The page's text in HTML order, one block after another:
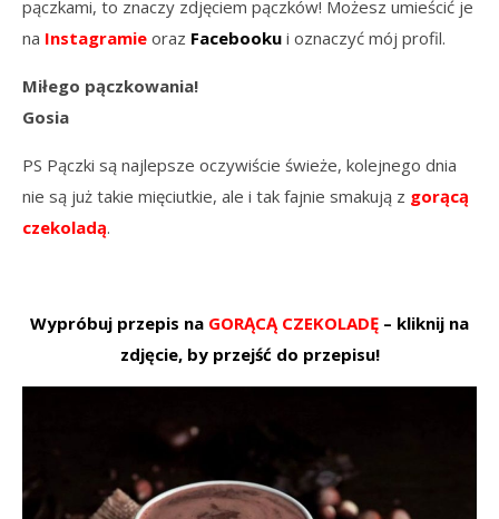
pączkami, to znaczy zdjęciem pączków! Możesz umieścić je
na Instagramie oraz Facebooku i oznaczyć mój profil.
Miłego pączkowania!
Gosia
PS Pączki są najlepsze oczywiście świeże, kolejnego dnia
nie są już takie mięciutkie, ale i tak fajnie smakują z gorącą
czekoladą.
Wypróbuj przepis na GORĄCĄ CZEKOLADĘ – kliknij na
zdjęcie, by przejść do przepisu!